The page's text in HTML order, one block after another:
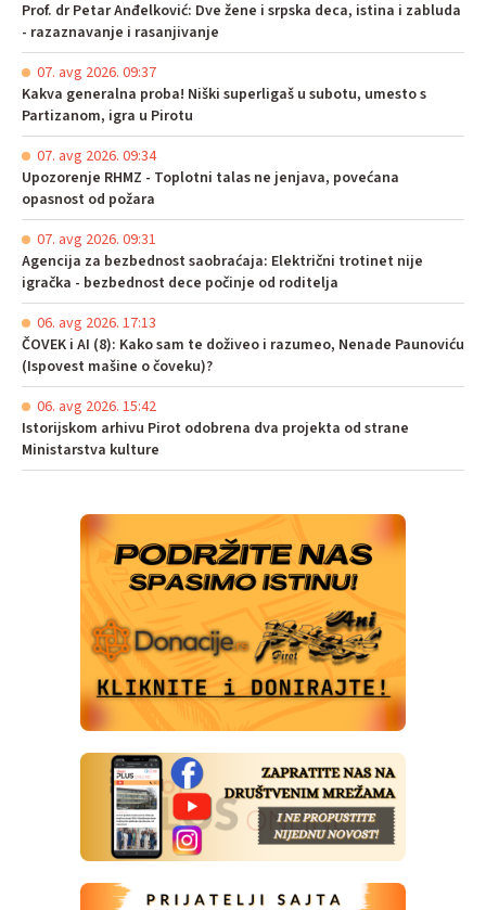
Prof. dr Petar Anđelković: Dve žene i srpska deca, istina i zabluda
- razaznavanje i rasanjivanje
07. avg 2026. 09:37
Kakva generalna proba! Niški superligaš u subotu, umesto s
Partizanom, igra u Pirotu
07. avg 2026. 09:34
Upozorenje RHMZ - Toplotni talas ne jenjava, povećana
opasnost od požara
07. avg 2026. 09:31
Agencija za bezbednost saobraćaja: Električni trotinet nije
igračka - bezbednost dece počinje od roditelja
06. avg 2026. 17:13
ČOVEK i AI (8): Kako sam te doživeo i razumeo, Nenade Paunoviću
(Ispovest mašine o čoveku)?
06. avg 2026. 15:42
Istorijskom arhivu Pirot odobrena dva projekta od strane
Ministarstva kulture